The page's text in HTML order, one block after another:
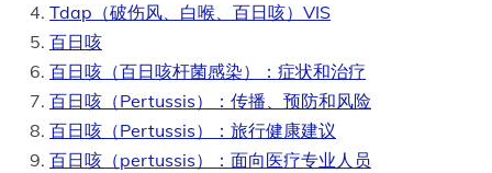
Tdap（破伤风、白喉、百日咳）VIS
百日咳
百日咳（百日咳杆菌感染）：症状和治疗
百日咳（Pertussis）：传播、预防和风险
百日咳（Pertussis）：旅行健康建议
百日咳（pertussis）：面向医疗专业人员